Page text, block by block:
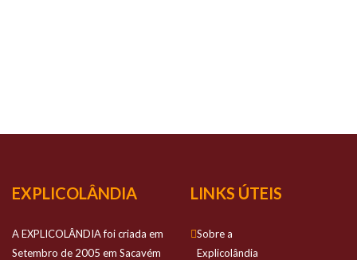
EXPLICOLÂNDIA
A EXPLICOLÂNDIA foi criada em
Setembro de 2005 em Sacavém
LINKS ÚTEIS
Sobre a
Explicolândia